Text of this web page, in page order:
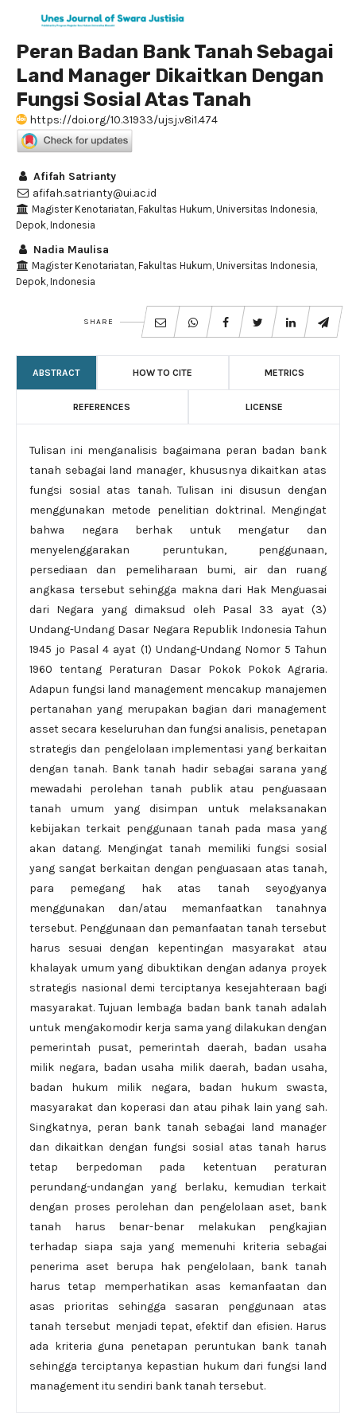
Peran Badan Bank Tanah Sebagai
Land Manager Dikaitkan Dengan
Fungsi Sosial Atas Tanah
https://doi.org/10.31933/ujsj.v8i1.474
Afifah Satrianty
afifah.satrianty@ui.ac.id
Magister Kenotariatan, Fakultas Hukum, Universitas Indonesia,
Depok, Indonesia
Nadia Maulisa
Magister Kenotariatan, Fakultas Hukum, Universitas Indonesia,
Depok, Indonesia
SHARE
ABSTRACT HOW TO CITE METRICS
REFERENCES LICENSE
Tulisan ini menganalisis bagaimana peran badan bank
tanah sebagai land manager, khususnya dikaitkan atas
fungsi sosial atas tanah. Tulisan ini disusun dengan
menggunakan metode penelitian doktrinal. Mengingat
bahwa negara berhak untuk mengatur dan
menyelenggarakan peruntukan, penggunaan,
persediaan dan pemeliharaan bumi, air dan ruang
angkasa tersebut sehingga makna dari Hak Menguasai
dari Negara yang dimaksud oleh Pasal 33 ayat (3)
Undang-Undang Dasar Negara Republik Indonesia Tahun
1945 jo Pasal 4 ayat (1) Undang-Undang Nomor 5 Tahun
1960 tentang Peraturan Dasar Pokok Pokok Agraria.
Adapun fungsi land management mencakup manajemen
pertanahan yang merupakan bagian dari management
asset secara keseluruhan dan fungsi analisis, penetapan
strategis dan pengelolaan implementasi yang berkaitan
dengan tanah. Bank tanah hadir sebagai sarana yang
mewadahi perolehan tanah publik atau penguasaan
tanah umum yang disimpan untuk melaksanakan
kebijakan terkait penggunaan tanah pada masa yang
akan datang. Mengingat tanah memiliki fungsi sosial
yang sangat berkaitan dengan penguasaan atas tanah,
para pemegang hak atas tanah seyogyanya
menggunakan dan/atau memanfaatkan tanahnya
tersebut. Penggunaan dan pemanfaatan tanah tersebut
harus sesuai dengan kepentingan masyarakat atau
khalayak umum yang dibuktikan dengan adanya proyek
strategis nasional demi terciptanya kesejahteraan bagi
masyarakat. Tujuan lembaga badan bank tanah adalah
untuk mengakomodir kerja sama yang dilakukan dengan
pemerintah pusat, pemerintah daerah, badan usaha
milik negara, badan usaha milik daerah, badan usaha,
badan hukum milik negara, badan hukum swasta,
masyarakat dan koperasi dan atau pihak lain yang sah.
Singkatnya, peran bank tanah sebagai land manager
dan dikaitkan dengan fungsi sosial atas tanah harus
tetap berpedoman pada ketentuan peraturan
perundang-undangan yang berlaku, kemudian terkait
dengan proses perolehan dan pengelolaan aset, bank
tanah harus benar-benar melakukan pengkajian
terhadap siapa saja yang memenuhi kriteria sebagai
penerima aset berupa hak pengelolaan, bank tanah
harus tetap memperhatikan asas kemanfaatan dan
asas prioritas sehingga sasaran penggunaan atas
tanah tersebut menjadi tepat, efektif dan efisien. Harus
ada kriteria guna penetapan peruntukan bank tanah
sehingga terciptanya kepastian hukum dari fungsi land
management itu sendiri bank tanah tersebut.